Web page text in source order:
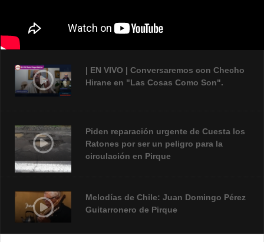
| EN VIVO | Conversaremos con Checho
Hirane en "Las Cosas Como Son".
Piden reparación urgente de Cuesta los
Ratones por ser un peligro para la
circulación en Pirque
Melodías de Chile: Juan Domingo Pérez
Guitarronero de Pirque